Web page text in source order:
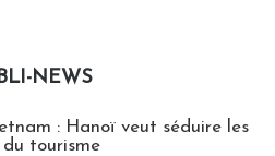
NEWS
: Hanoï veut séduire les
tourisme